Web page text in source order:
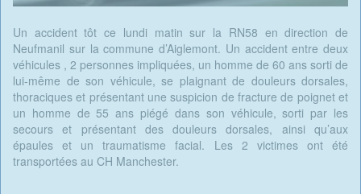
Un accident tôt ce lundi matin sur la RN58 en direction de
Neufmanil sur la commune d’Aiglemont. Un accident entre deux
véhicules , 2 personnes impliquées, un homme de 60 ans sorti de
lui-même de son véhicule, se plaignant de douleurs dorsales,
thoraciques et présentant une suspicion de fracture de poignet et
un homme de 55 ans piégé dans son véhicule, sorti par les
secours et présentant des douleurs dorsales, ainsi qu’aux
épaules et un traumatisme facial. Les 2 victimes ont été
transportées au CH Manchester.